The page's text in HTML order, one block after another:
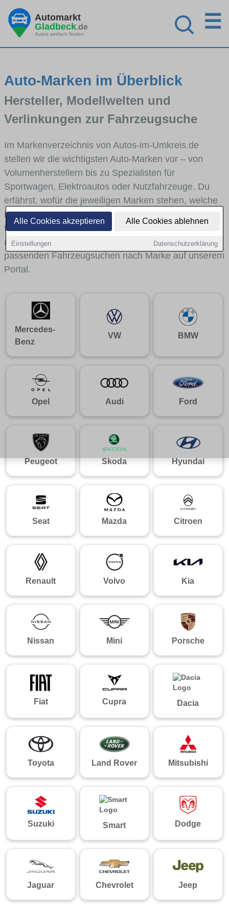
Alle Cookies akzeptieren Alle Cookies ablehnen
Einstellungen Datenschutzerklärung
Automarkt
Gladbeck.de
Autos einfach finden
☰
Auto-Marken im Überblick
Hersteller, Modellwelten und
Verlinkungen zur Fahrzeugsuche
Im Markenverzeichnis von Autos-im-Umkreis.de
stellen wir die wichtigsten Auto-Marken vor – von
Volumenherstellern bis zu Spezialisten für
Sportwagen, Elektroautos oder Nutzfahrzeuge. Du
erfährst, wofür die jeweiligen Marken stehen, welche
Fahrzeugklassen sie abdecken und wie sich die
Modellwelten unterscheiden. Von den Markenportraits
aus gelangst du mit internen Links bequem zu den
passenden Fahrzeugsuchen nach Marke auf unserem
Portal.
Mercedes-
Benz
VW BMW
Opel Audi Ford
Peugeot Skoda Hyundai
Seat Mazda Citroen
Renault Volvo Kia
Nissan Mini Porsche
Fiat Cupra Dacia
Toyota Land Rover Mitsubishi
Suzuki Smart Dodge
Jaguar Chevrolet Jeep